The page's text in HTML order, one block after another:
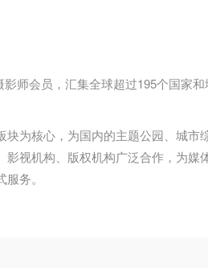
师会员，汇集全球超过195个国家
块为核心，为国内的主题公园、城
视机构、版权机构广泛合作，为媒
务。